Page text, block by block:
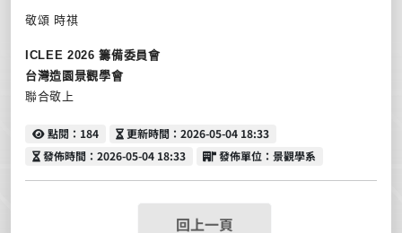
敬頌 時祺
ICLEE 2026籌備委員會
台灣造園景觀學會
聯合敬上
點閱
點閱：184 更新時間
更新時間：2026-05-04 18:33
發佈時間
發佈時間：2026-05-04 18:33 發佈單位
發佈單位：景觀學系
回上一頁